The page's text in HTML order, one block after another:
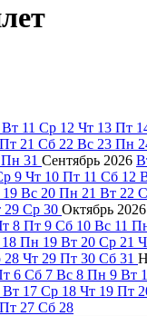
Вт 11 Ср 12 Чт 13 Пт
Пт 21 Сб 22 Вс 23 Пн
Пн 31 Сентябрь 2026
9 Чт 10 Пт 11 Сб 12
19 Вс 20 Пн 21 Вт 22
29 Ср 30 Октябрь 2026
8 Пт 9 Сб 10 Вс 11
18 Пн 19 Вт 20 Ср 21
28 Чт 29 Пт 30 Сб 31
6 Сб 7 Вс 8 Пн 9 Вт
Вт 17 Ср 18 Чт 19 Пт
Пт 27 Сб 28